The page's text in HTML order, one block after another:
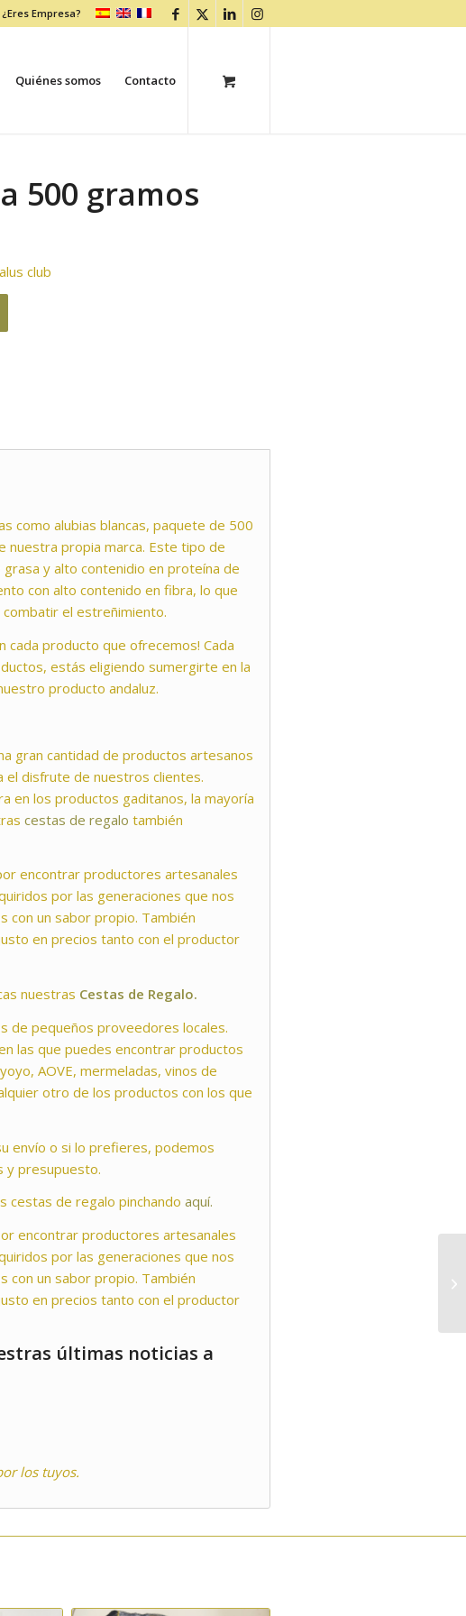
¿Eres Empresa?
Quiénes somos Contacto
500 gramos
club
como alubias blancas, paquete de 500
nuestra propia marca. Este tipo de
y alto contenidio en proteína de
con alto contenido en fibra, lo que
el estreñimiento.
cada producto que ofrecemos! Cada
estás eligiendo sumergirte en la
producto andaluz.
gran cantidad de productos artesanos
el disfrute de nuestros clientes.
en los productos gaditanos, la mayoría
cestas de regalo también
encontrar productores artesanales
por las generaciones que nos
con un sabor propio. También
en precios tanto con el productor
nuestras Cestas de Regalo.
de pequeños proveedores locales.
las que puedes encontrar productos
AOVE, mermeladas, vinos de
otro de los productos con los que
envío o si lo prefieres, podemos
y presupuesto.
cestas de regalo pinchandoaquí.
encontrar productores artesanales
por las generaciones que nos
con un sabor propio. También
en precios tanto con el productor
últimas noticias a
los tuyos.